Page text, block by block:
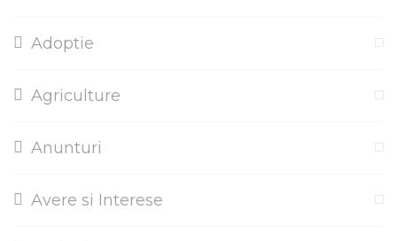
Adoptie
Agriculture
Anunturi
Avere si Interese